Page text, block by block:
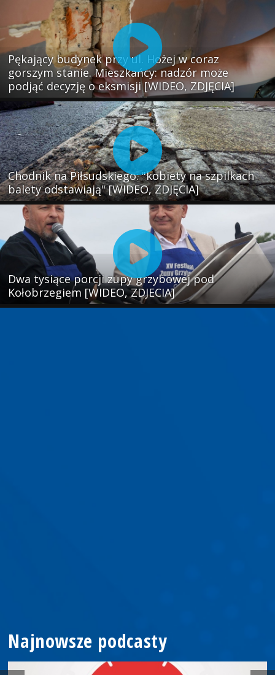
Pękający budynek przy ul. Hożej w coraz
gorszym stanie. Mieszkańcy: nadzór może
podjąć decyzję o eksmisji [WIDEO, ZDJĘCIA]
Chodnik na Piłsudskiego: "kobiety na szpilkach
balety odstawiają" [WIDEO, ZDJĘCIA]
Dwa tysiące porcji zupy grzybowej pod
Kołobrzegiem [WIDEO, ZDJECIA]
Najnowsze podcasty